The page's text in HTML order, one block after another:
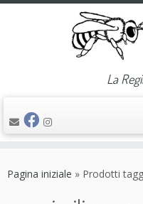
La
Pagina iniziale » Prodotti